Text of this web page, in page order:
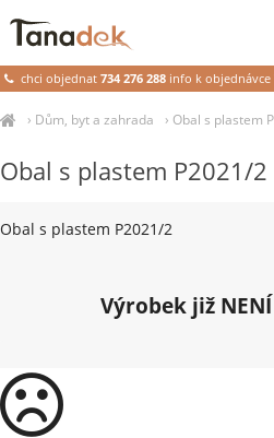
› Dům, byt a zahrada › Obal s plastem
Obal s plastem P2021/2
Obal s plastem P2021/2
Výrobek již NENÍ
chci objednat734 276 288 info k objednávce